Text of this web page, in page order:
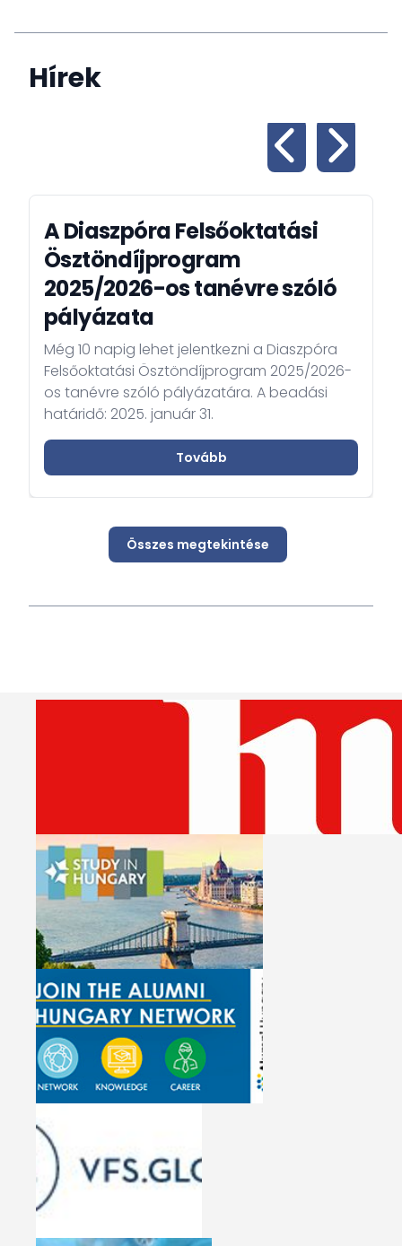
Hírek
A Diaszpóra Felsőoktatási
Ösztöndíjprogram
2025/2026-os tanévre szóló
pályázata
Még 10 napig lehet jelentkezni a Diaszpóra
Felsőoktatási Ösztöndíjprogram 2025/2026-
os tanévre szóló pályázatára. A beadási
határidő: 2025. január 31.
Tovább
Összes megtekintése